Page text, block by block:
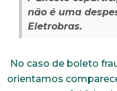
não é uma
Eletrobras.
No caso de boleto
orientamos
Telefone